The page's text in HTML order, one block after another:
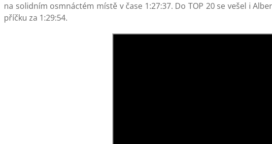
na solidním osmnáctém místě v čase 1:27:37. Do TOP 20 se vešel i
příčku za 1:29:54.